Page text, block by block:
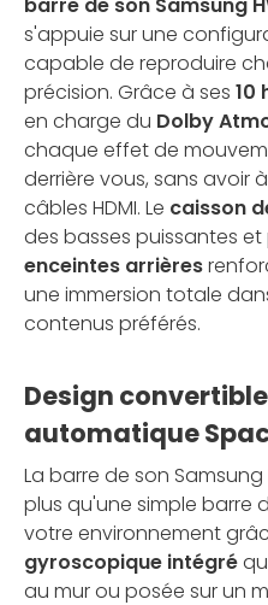
barre de son Samsung
s'appuie sur une
capable de reproduire
précision. Grâce à ses 10
en charge du Dolby
chaque effet de
derrière vous, sans avoir
câbles HDMI. Le caisson
des basses puissantes
enceintes arrières
une immersion totale
contenus préférés.
Design
automatique
La barre de son Samsung
plus qu'une simple barre
votre environnement
gyroscopique intégré
au mur ou posée sur un